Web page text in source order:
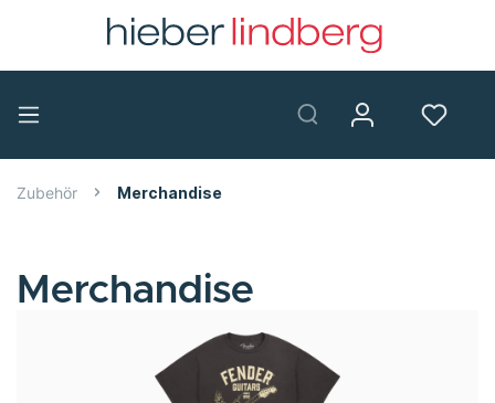
Zubehör Merchandise
Merchandise